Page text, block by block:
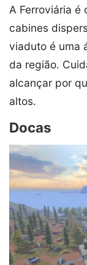
A Ferroviária é
cabines
viaduto é uma
da região.
alcançar por
altos.
Docas